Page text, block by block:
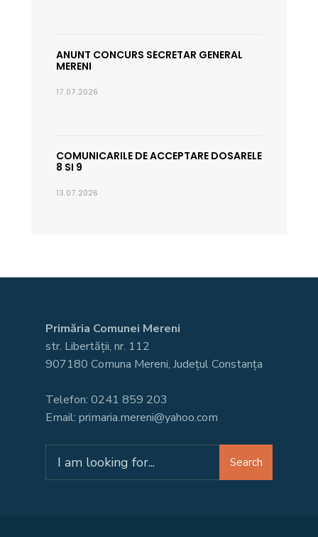
ANUNT CONCURS SECRETAR GENERAL
MERENI
17.07.2026
COMUNICARILE DE ACCEPTARE DOSARELE
8 SI 9
13.07.2026
Primăria Comunei Mereni
str. Libertății, nr. 112
907180 Comuna Mereni, Județul Constanța
Telefon: 0241 859 203
Email: primaria.mereni@yahoo.com
for:
Search